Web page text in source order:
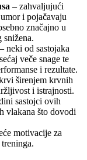
– zahvaljujući
i pojačavaju
značajno u
snižena.
– neki od sastojaka
veče snage te
i rezultate.
širenjem krvnih
i istrajnosti.
sastojci ovih
vlakana što dovodi
motivacije za